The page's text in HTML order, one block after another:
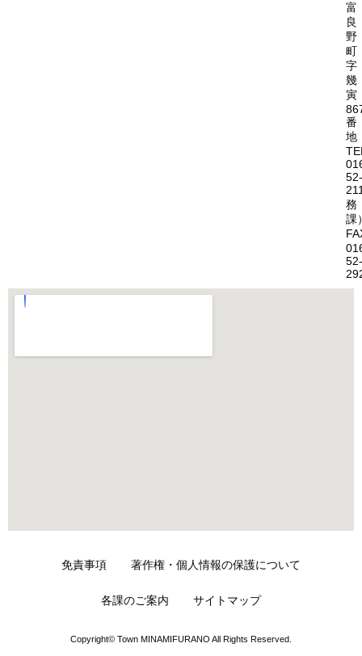
富
良
野
町
字
幾
寅
番
地
52-
務
課
52-
免責事項 著作権・個人情報の保護について
各課のご案内 サイトマップ
Copyright© Town MINAMIFURANO All Rights Reserved.